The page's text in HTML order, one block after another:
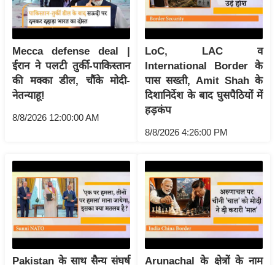
ग
इं
डि
या
सा
हि
त्य
त
ऑ
टो
व
र्ल्ड
न्यू
Mecca defense deal |
ईरान ने पलटी तुर्की-पाकिस्तान
की मक्का डील, चौंके मोदी-
नेतन्याहू!
8/8/2026 12:00:00 AM
LoC, LAC व
International Border के
पास सख्ती, Amit Shah के
दिशानिर्देश के बाद घुसपैठियों में
हड़कंप
8/8/2026 4:26:00 PM
Pakistan के साथ सैन्य संघर्ष
Arunachal के क्षेत्रों के नाम